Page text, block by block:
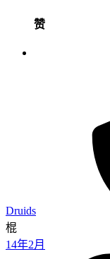
赞
Druids
棍
14年2月